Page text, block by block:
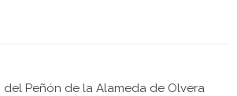
del Peñón de la Alameda de Olvera